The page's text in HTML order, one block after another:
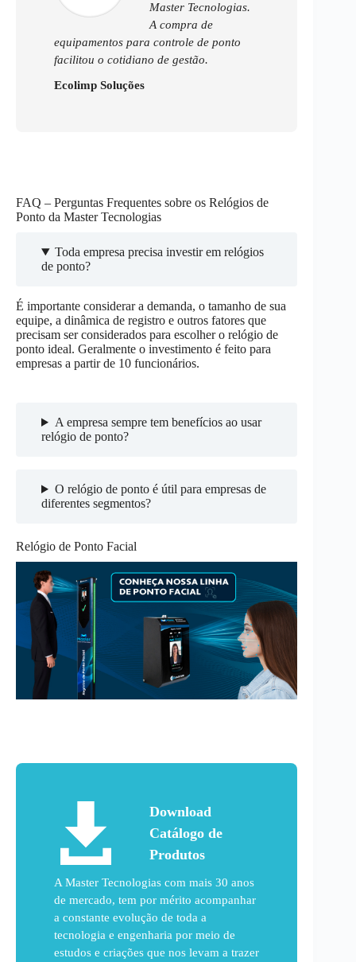
Master Tecnologias.
A compra de
equipamentos para controle de ponto
facilitou o cotidiano de gestão.
Ecolimp Soluções
FAQ – Perguntas Frequentes sobre os Relógios de
Ponto da Master Tecnologias
Toda empresa precisa investir em relógios
de ponto?
É importante considerar a demanda, o tamanho de sua
equipe, a dinâmica de registro e outros fatores que
precisam ser considerados para escolher o relógio de
ponto ideal. Geralmente o investimento é feito para
empresas a partir de 10 funcionários.
A empresa sempre tem benefícios ao usar
relógio de ponto?
O relógio de ponto é útil para empresas de
diferentes segmentos?
Relógio de Ponto Facial
Download
Catálogo de
Produtos
A Master Tecnologias com mais 30 anos
de mercado, tem por mérito acompanhar
a constante evolução de toda a
tecnologia e engenharia por meio de
estudos e criações que nos levam a trazer